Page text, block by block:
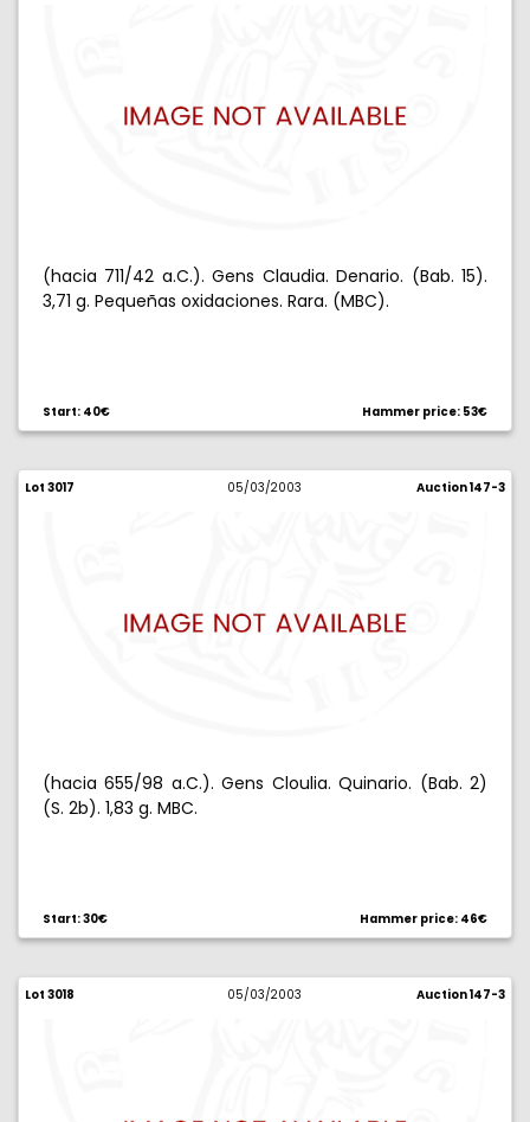
(hacia 711/42 a.C.). Gens Claudia. Denario. (Bab. 15).
3,71 g. Pequeñas oxidaciones. Rara. (MBC).
Start: 40€ Hammer price: 53€
Lot 3017 05/03/2003 Auction 147-3
(hacia 655/98 a.C.). Gens Cloulia. Quinario. (Bab. 2)
(S. 2b). 1,83 g. MBC.
Start: 30€ Hammer price: 46€
Lot 3018 05/03/2003 Auction 147-3